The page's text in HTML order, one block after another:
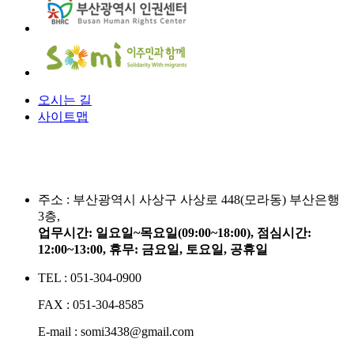
오시는 길
사이트맵
주소 : 부산광역시 사상구 사상로 448(모라동) 부산은행
3층,
업무시간: 일요일~목요일(09:00~18:00), 점심시간:
12:00~13:00, 휴무: 금요일, 토요일, 공휴일
TEL : 051-304-0900
FAX : 051-304-8585
E-mail : somi3438@gmail.com